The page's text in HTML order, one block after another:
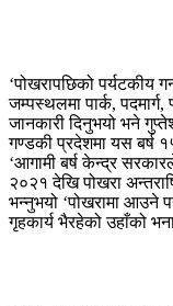
‘पोखरापछिको पर्यटकीय
जम्पस्थलमा पार्क,
जानकारी दिनुभयो भने
गण्डकी प्रदेशमा यस बर्ष
‘आगामी बर्ष केन्द्र
२०२१ देखि पोखरा
भन्नुभयो ‘पोखरामा आउने
गृहकार्य भैरहेको उहाँको